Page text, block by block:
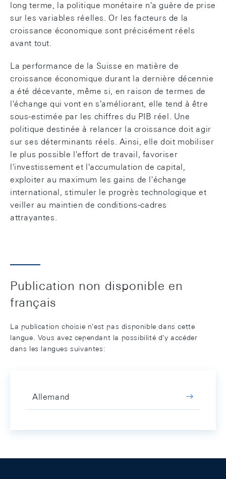
long terme, la politique monétaire n'a guère de prise
sur les variables réelles. Or les facteurs de la
croissance économique sont précisément réels
avant tout.
La performance de la Suisse en matière de
croissance économique durant la dernière décennie
a été décevante, même si, en raison de termes de
l'échange qui vont en s'améliorant, elle tend à être
sous-estimée par les chiffres du PIB réel. Une
politique destinée à relancer la croissance doit agir
sur ses déterminants réels. Ainsi, elle doit mobiliser
le plus possible l'effort de travail, favoriser
l'investissement et l'accumulation de capital,
exploiter au maximum les gains de l'échange
international, stimuler le progrès technologique et
veiller au maintien de conditions-cadres
attrayantes.
Publication non disponible en
français
La publication choisie n'est pas disponible dans cette
langue. Vous avez cependant la possibilité d'y accéder
dans les langues suivantes:
Allemand